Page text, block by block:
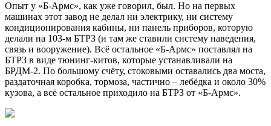
Опыт у «Б-Армс», как уже говорил, был. Но на первых
машинах этот завод не делал ни электрику, ни систему
кондиционирования кабины, ни панель приборов, которую
делали на 103-м БТРЗ (и там же ставили систему наведения,
связь и вооружение). Всё остальное «Б-Армс» поставлял на
БТРЗ в виде тюнинг-китов, которые устанавливали на
БРДМ-2. По большому счёту, стоковыми оставались два моста,
раздаточная коробка, тормоза, частично – лебёдка и около 30%
кузова, а всё остальное приходило на БТРЗ от «Б-Армс».